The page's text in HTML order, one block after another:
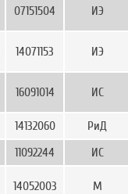
07151504 ИЭ
14071153 ИЭ
16091014 ИС
14132060
РиД
11092244 ИС
14052003
М